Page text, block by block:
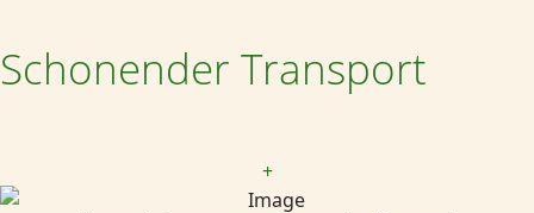
Schonender Transport
+